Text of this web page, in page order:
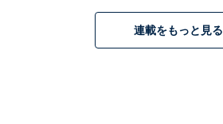
連載をもっと見る